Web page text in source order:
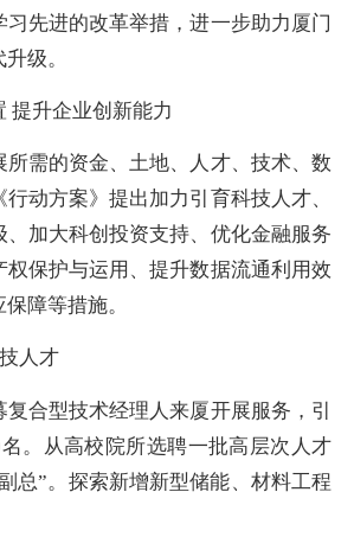
先进的改革举措，进一步助力厦门
级。
提升企业创新能力
需的资金、土地、人才、技术、数
动方案》提出加力引育科技人才、
、加大科创投资支持、优化金融服务
权保护与运用、提升数据流通利用效
障等措施。
人才
型技术经理人来厦开展服务，引
。从高校院所选聘一批高层次人才
总”。探索新增新型储能、材料工程